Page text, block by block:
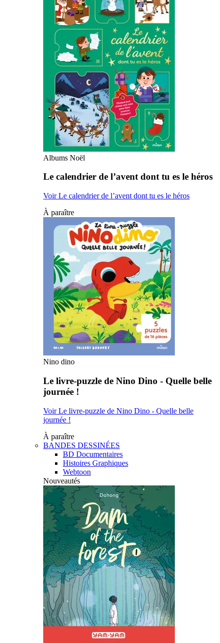
Albums Noël
Le calendrier de l’avent dont tu es le héros
Voir Le calendrier de l’avent dont tu es le héros
À paraître
Nino dino
Le livre-puzzle de Nino Dino - Quelle belle
journée !
Voir Le livre-puzzle de Nino Dino - Quelle belle
journée !
À paraître
BANDES DESSINÉES
BD Documentaires
Histoires Graphiques
Webtoon
Nouveautés